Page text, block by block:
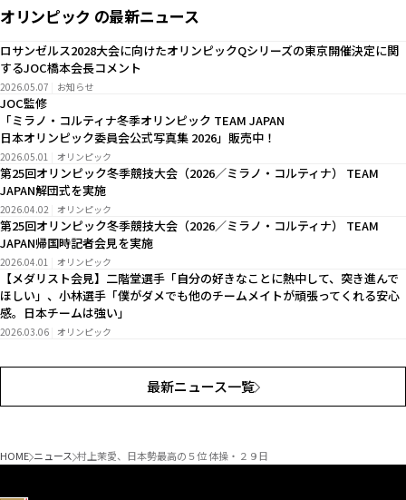
オリンピック の最新ニュース
ロサンゼルス2028大会に向けたオリンピックQシリーズの東京開催決定に関
するJOC橋本会長コメント
2026.05.07 お知らせ
JOC監修
「ミラノ・コルティナ冬季オリンピック TEAM JAPAN
日本オリンピック委員会公式写真集 2026」販売中！
2026.05.01 オリンピック
第25回オリンピック冬季競技大会（2026／ミラノ・コルティナ） TEAM
JAPAN解団式を実施
2026.04.02 オリンピック
第25回オリンピック冬季競技大会（2026／ミラノ・コルティナ） TEAM
JAPAN帰国時記者会見を実施
2026.04.01 オリンピック
【メダリスト会見】二階堂選手「自分の好きなことに熱中して、突き進んで
ほしい」、小林選手「僕がダメでも他のチームメイトが頑張ってくれる安心
感。日本チームは強い」
2026.03.06 オリンピック
最新ニュース一覧
HOME ニュース 村上茉愛、日本勢最高の５位 体操・２９日